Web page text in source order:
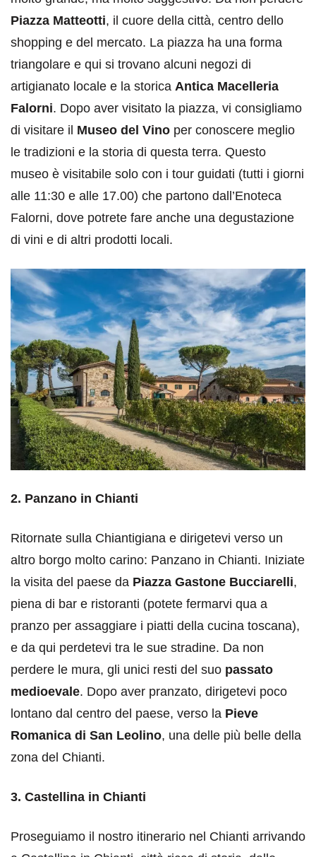
Piazza Matteotti, il cuore della città, centro dello
shopping e del mercato. La piazza ha una forma
triangolare e qui si trovano alcuni negozi di
artigianato locale e la storica Antica Macelleria
Falorni. Dopo aver visitato la piazza, vi consigliamo
di visitare il Museo del Vino per conoscere meglio
le tradizioni e la storia di questa terra. Questo
museo è visitabile solo con i tour guidati (tutti i giorni
alle 11:30 e alle 17.00) che partono dall’Enoteca
Falorni, dove potrete fare anche una degustazione
di vini e di altri prodotti locali.
2. Panzano in Chianti
Ritornate sulla Chiantigiana e dirigetevi verso un
altro borgo molto carino: Panzano in Chianti. Iniziate
la visita del paese da Piazza Gastone Bucciarelli,
piena di bar e ristoranti (potete fermarvi qua a
pranzo per assaggiare i piatti della cucina toscana),
e da qui perdetevi tra le sue stradine. Da non
perdere le mura, gli unici resti del suo passato
medioevale. Dopo aver pranzato, dirigetevi poco
lontano dal centro del paese, verso la Pieve
Romanica di San Leolino, una delle più belle della
zona del Chianti.
3. Castellina in Chianti
Proseguiamo il nostro itinerario nel Chianti arrivando